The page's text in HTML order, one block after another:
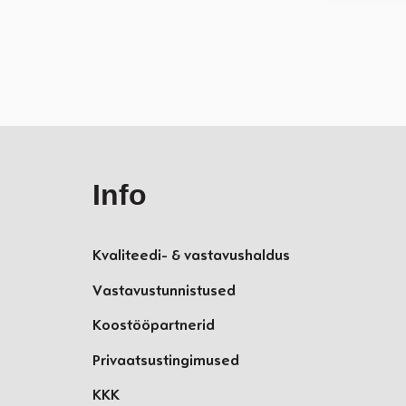
Info
Kvaliteedi- & vastavushaldus
Vastavustunnistused
Koostööpartnerid
Privaatsustingimused
KKK